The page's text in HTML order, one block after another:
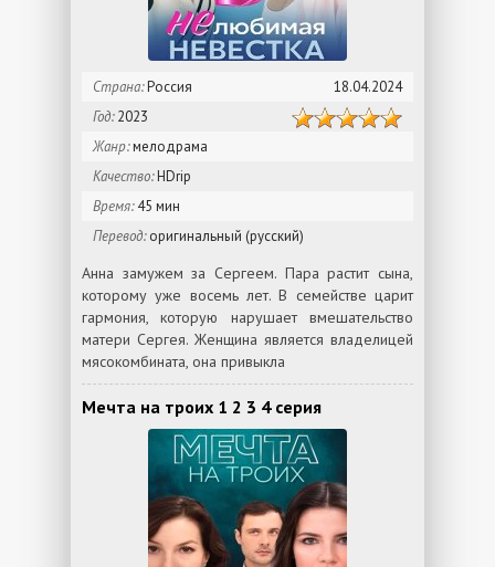
Страна:Россия
18.04.2024
Год:2023
Жанр:мелодрама
Качество:HDrip
Время:45 мин
Перевод:оригинальный (русский)
Анна замужем за Сергеем. Пара растит сына,
которому уже восемь лет. В семействе царит
гармония, которую нарушает вмешательство
матери Сергея. Женщина является владелицей
мясокомбината, она привыкла
Мечта на троих 1 2 3 4 серия